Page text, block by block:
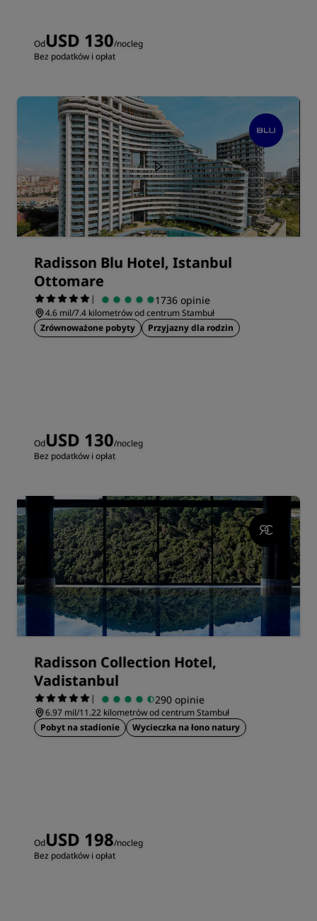
OdUSD 130/nocleg
Bez podatków i opłat
Radisson Blu Hotel, Istanbul
Ottomare
| 1736 opinie
4.6 mil/7.4 kilometrów od centrum Stambuł
Zrównoważone pobyty
Przyjazny dla rodzin
OdUSD 130/nocleg
Bez podatków i opłat
Radisson Collection Hotel,
Vadistanbul
| 290 opinie
6.97 mil/11.22 kilometrów od centrum Stambuł
Pobyt na stadionie
Wycieczka na łono natury
OdUSD 198/nocleg
Bez podatków i opłat